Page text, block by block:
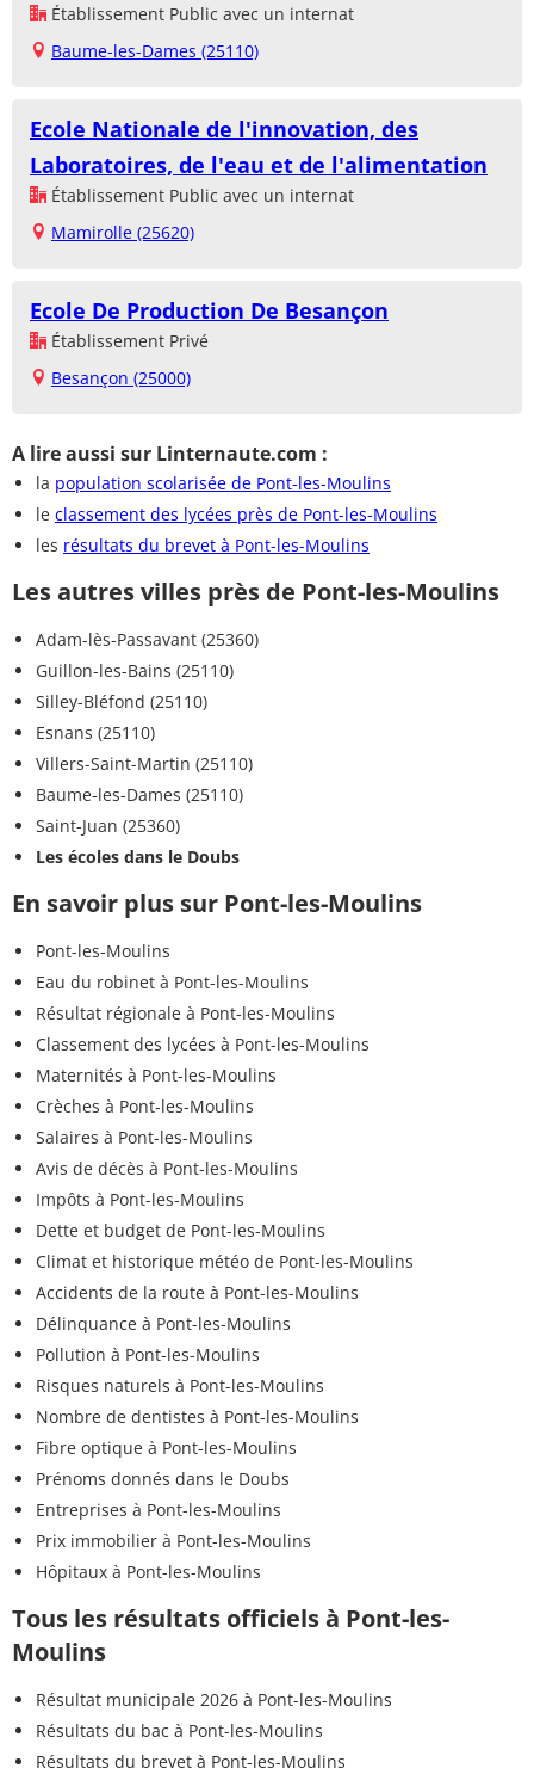
Établissement Public avec un internat
Baume-les-Dames (25110)
Ecole Nationale de l'innovation, des
Laboratoires, de l'eau et de l'alimentation
Établissement Public avec un internat
Mamirolle (25620)
Ecole De Production De Besançon
Établissement Privé
Besançon (25000)
A lire aussi sur Linternaute.com :
la population scolarisée de Pont-les-Moulins
le classement des lycées près de Pont-les-Moulins
les résultats du brevet à Pont-les-Moulins
Les autres villes près de Pont-les-Moulins
Adam-lès-Passavant (25360)
Guillon-les-Bains (25110)
Silley-Bléfond (25110)
Esnans (25110)
Villers-Saint-Martin (25110)
Baume-les-Dames (25110)
Saint-Juan (25360)
Les écoles dans le Doubs
En savoir plus sur Pont-les-Moulins
Pont-les-Moulins
Eau du robinet à Pont-les-Moulins
Résultat régionale à Pont-les-Moulins
Classement des lycées à Pont-les-Moulins
Maternités à Pont-les-Moulins
Crèches à Pont-les-Moulins
Salaires à Pont-les-Moulins
Avis de décès à Pont-les-Moulins
Impôts à Pont-les-Moulins
Dette et budget de Pont-les-Moulins
Climat et historique météo de Pont-les-Moulins
Accidents de la route à Pont-les-Moulins
Délinquance à Pont-les-Moulins
Pollution à Pont-les-Moulins
Risques naturels à Pont-les-Moulins
Nombre de dentistes à Pont-les-Moulins
Fibre optique à Pont-les-Moulins
Prénoms donnés dans le Doubs
Entreprises à Pont-les-Moulins
Prix immobilier à Pont-les-Moulins
Hôpitaux à Pont-les-Moulins
Tous les résultats officiels à Pont-les-
Moulins
Résultat municipale 2026 à Pont-les-Moulins
Résultats du bac à Pont-les-Moulins
Résultats du brevet à Pont-les-Moulins